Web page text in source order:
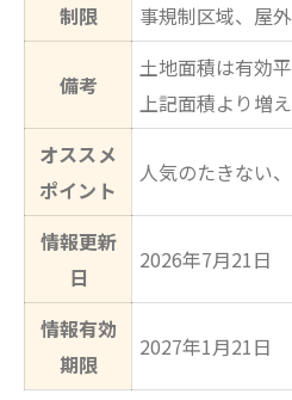
制限
事規制区域、屋
備考
土地面積は有効
上記面積より増え
オススメ
ポイント
人気のたきない
情報更新
日
2026年7月21日
情報有効
期限
2027年1月21日